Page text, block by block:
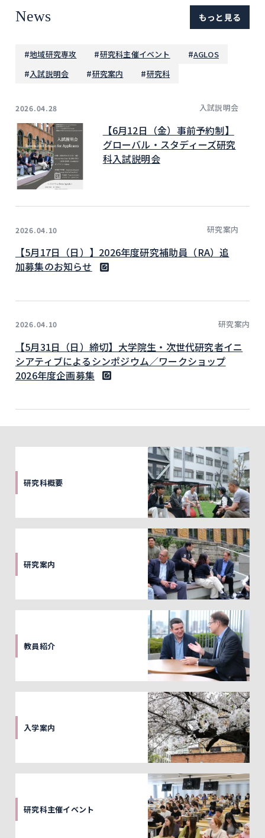
News もっと見る
#地域研究専攻 #研究科主催イベント #AGLOS
#入試説明会 #研究案内 #研究科
2026.04.28 入試説明会
【6月12日（金）事前予約制】
グローバル・スタディーズ研究
科入試説明会
2026.04.10 研究案内
【5月17日（日）】2026年度研究補助員（RA）追
加募集のお知らせ
2026.04.10 研究案内
【5月31日（日）締切】大学院生・次世代研究者イニ
シアティブによるシンポジウム／ワークショップ
2026年度企画募集
研究科概要
研究案内
教員紹介
入学案内
研究科主催イベント